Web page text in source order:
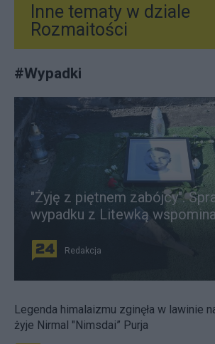
Inne tematy w dziale
Rozmaitości
#Wypadki
"Żyję z piętnem zabójcy".
wypadku z Litewką
Redakcja
Legenda himalaizmu zginęła w lawinie
żyje Nirmal "Nimsdai” Purja